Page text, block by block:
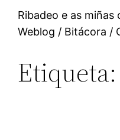
Ribadeo e as miñas
Weblog / Bitácora /
Etiqueta: